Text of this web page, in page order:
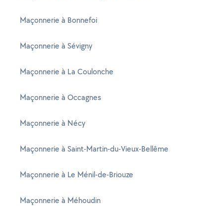
Maçonnerie à Bonnefoi
Maçonnerie à Sévigny
Maçonnerie à La Coulonche
Maçonnerie à Occagnes
Maçonnerie à Nécy
Maçonnerie à Saint-Martin-du-Vieux-Bellême
Maçonnerie à Le Ménil-de-Briouze
Maçonnerie à Méhoudin